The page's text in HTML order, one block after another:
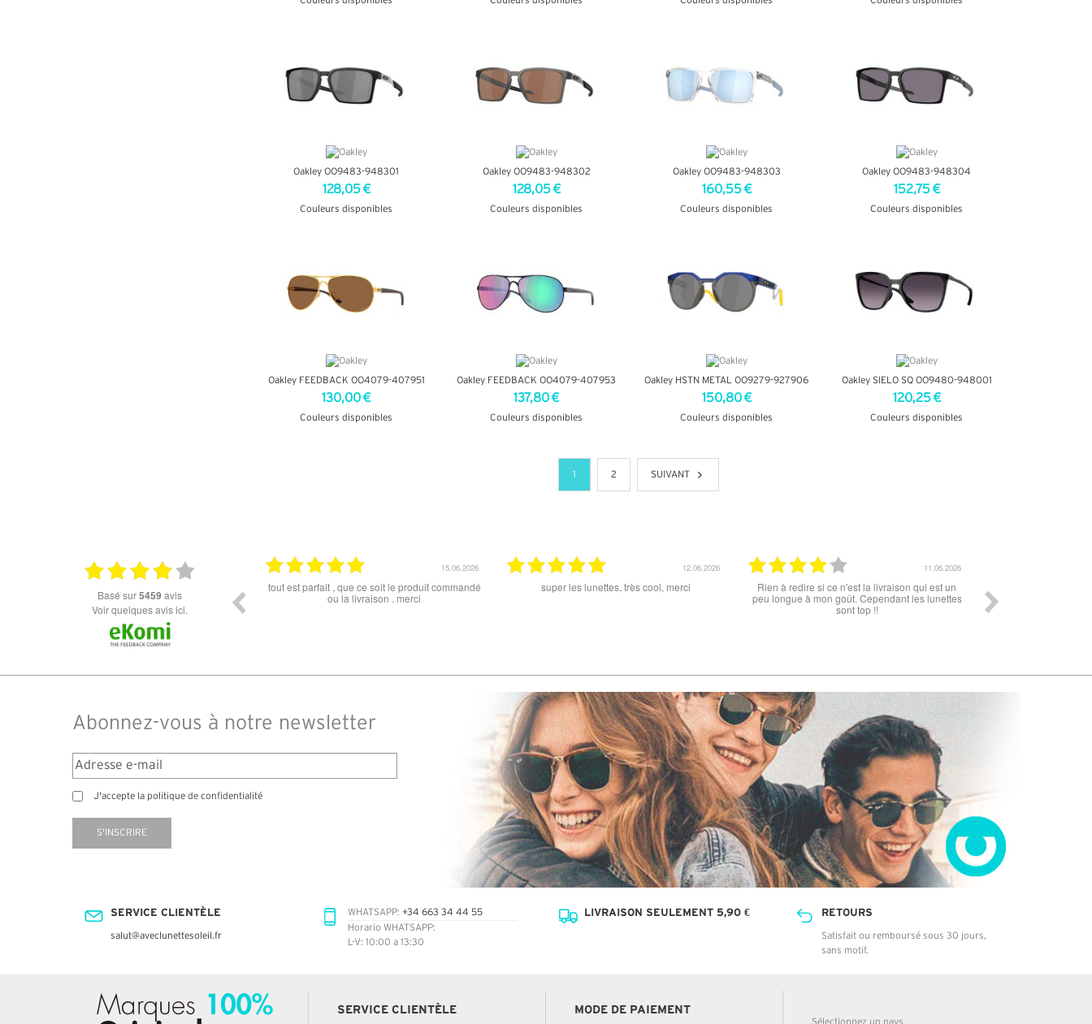
Oakley OO9483-948301
128,05 €
Couleurs disponibles
Oakley OO9483-948302
128,05 €
Couleurs disponibles
Oakley OO9483-948303
160,55 €
Couleurs disponibles
Oakley OO9483-948304
152,75 €
Couleurs disponibles
Oakley FEEDBACK OO4079-407951
130,00 €
Couleurs disponibles
Oakley FEEDBACK OO4079-407953
137,80 €
Couleurs disponibles
Oakley HSTN METAL OO9279-927906
150,80 €
Couleurs disponibles
Oakley SIELO SQ OO9480-948001
120,25 €
Couleurs disponibles
1 2 SUIVANT
basé sur5459 avis
Voir quelques avis ici.
dans les types de lunettes. Attention: les stocks
des différents produits ne sont pas à jour. J'ai
commandé des lunettes Nike disponible sous 7 à
14 jours. J'ai reçu sous 3 jours. Attention aux avis
truspilot qui reflètent pas le site
15.06.2026
tout est parfait , que ce soit le produit commandé
ou la livraison . merci
12.06.2026
super les lunettes, très cool, merci
11.06.2026
Rien à redire si ce n'est la livraison qui est un
peu longue à mon goût. Cependant les lunettes
sont top !!
Abonnez-vous à notre newsletter
J'accepte la politique de confidentialité
S'INSCRIRE
SERVICE CLIENTÈLE
salut@aveclunettesoleil.fr
WHATSAPP: +34 663 34 44 55
Horario WHATSAPP:
L-V: 10:00 a 13:30
LIVRAISON SEULEMENT 5,90 € RETOURS
Satisfait ou remboursé sous 30 jours,
sans motif.
SERVICE CLIENTÈLE MODE DE PAIEMENT
Sélectionnez un pays